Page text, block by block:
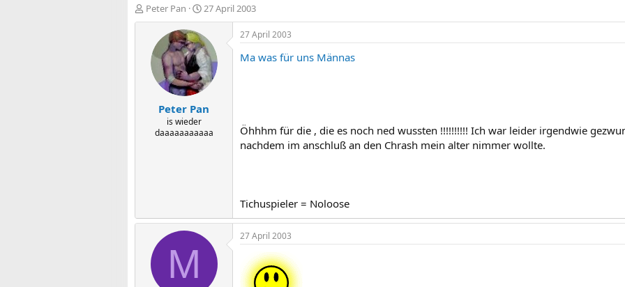
E
r
Peter Pan
E
r
s
t
e
l
l
a
27 April 2003
Peter Pan
is wieder
daaaaaaaaaaa
27 April 2003
Ma was für uns Männas
Öhhhm für die , die es noch ned wussten !!!!!!!!!! Ich war leider irgendwie
nachdem im anschluß an den Chrash mein alter nimmer wollte.
Tichuspieler = Noloose
M
27 April 2003